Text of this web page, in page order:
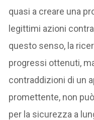
quasi a creare una
legittimi azioni
questo senso, la
progressi ottenuti,
contraddizioni di un
promettente, non
per la sicurezza a